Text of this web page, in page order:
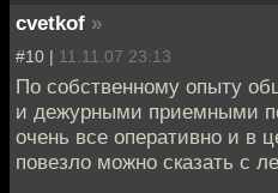
cvetkof »
#10 | 11.11.07 23:13
По собственному опыту
и дежурными приемными
очень все оперативно и в
повезло можно сказать с